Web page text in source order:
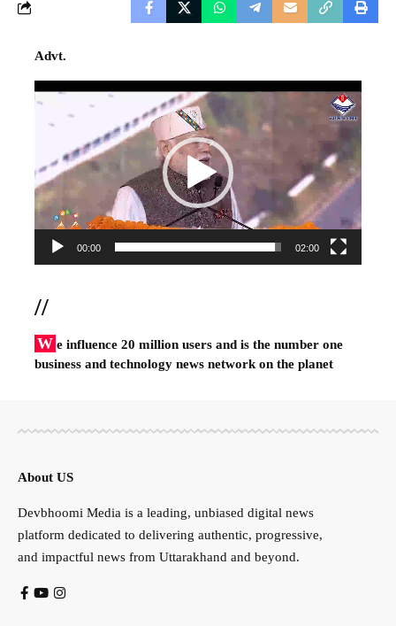
Advt.
Video
00:00 02:00
//
W e influence 20 million users and is the number one
business and technology news network on the planet
About US
Devbhoomi Media is a leading, unbiased digital news
platform dedicated to delivering authentic, progressive,
and impactful news from Uttarakhand and beyond.